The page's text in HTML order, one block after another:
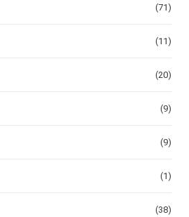
(71)
(11)
(20)
(9)
(9)
(1)
(38)